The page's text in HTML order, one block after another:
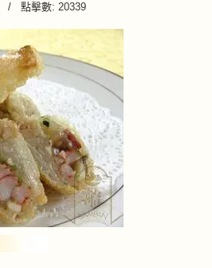
點擊數: 20339